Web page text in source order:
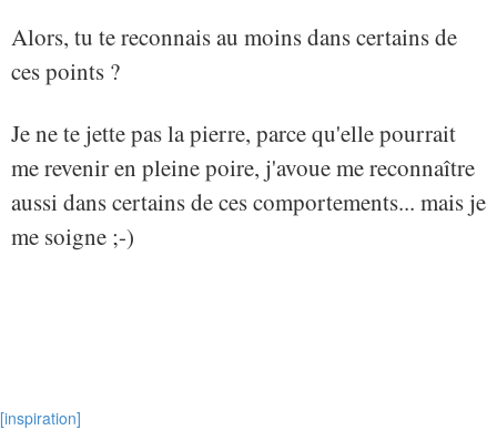
Alors, tu te reconnais au moins dans certains de
ces points ?
Je ne te jette pas la pierre, parce qu'elle pourrait
me revenir en pleine poire, j'avoue me reconnaître
aussi dans certains de ces comportements... mais je
me soigne ;-)
[inspiration]